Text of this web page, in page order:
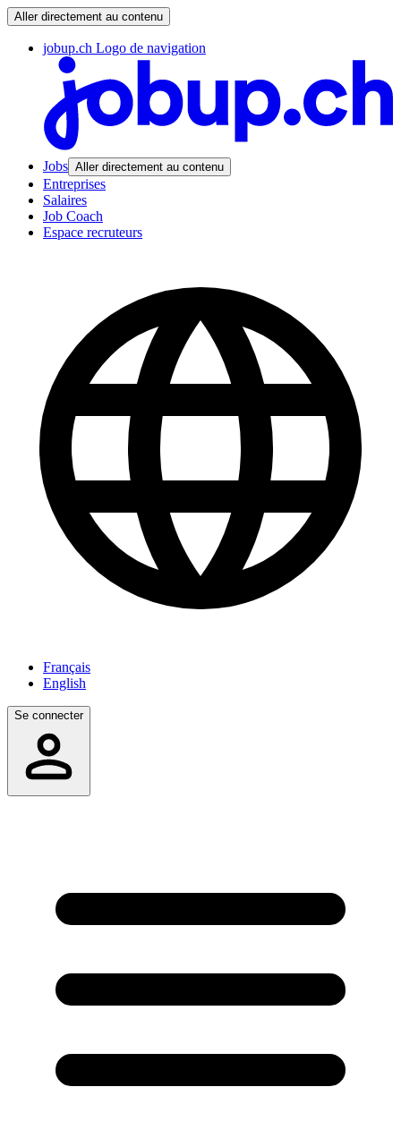
Aller directement au contenu
jobup.ch Logo de navigation
Jobs Aller directement au contenu
Entreprises
Salaires
Job Coach
Espace recruteurs
Français
English
Se connecter